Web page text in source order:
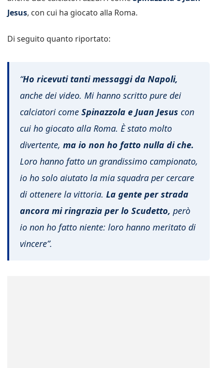
Jesus, con cui ha giocato alla Roma.
Di seguito quanto riportato:
“Ho ricevuti tanti messaggi da Napoli,
anche dei video. Mi hanno scritto pure dei
calciatori come Spinazzola e Juan Jesus con
cui ho giocato alla Roma. È stato molto
divertente, ma io non ho fatto nulla di che.
Loro hanno fatto un grandissimo campionato,
io ho solo aiutato la mia squadra per cercare
di ottenere la vittoria. La gente per strada
ancora mi ringrazia per lo Scudetto, però
io non ho fatto niente: loro hanno meritato di
vincere”.